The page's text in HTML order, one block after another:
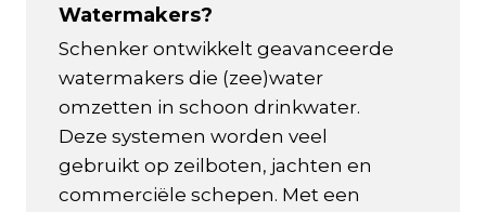
Watermakers?
Schenker ontwikkelt geavanceerde
watermakers die (zee)water
omzetten in schoon drinkwater.
Deze systemen worden veel
gebruikt op zeilboten, jachten en
commerciële schepen. Met een